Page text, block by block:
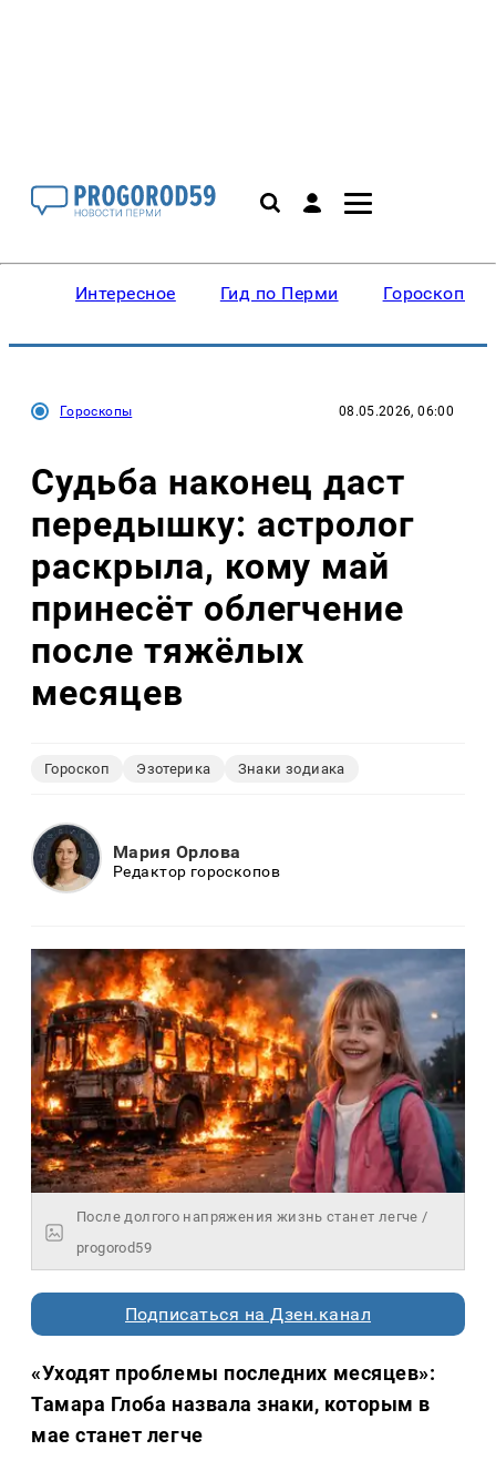
Интересное Гид по Перми Гороскопы
Гороскопы 08.05.2026, 06:00
Судьба наконец даст
передышку: астролог
раскрыла, кому май
принесёт облегчение
после тяжёлых
месяцев
Гороскоп Эзотерика Знаки зодиака
Мария Орлова
Редактор гороскопов
После долгого напряжения жизнь станет легче /
progorod59
Подписаться на Дзен.канал
«Уходят проблемы последних месяцев»:
Тамара Глоба назвала знаки, которым в
мае станет легче